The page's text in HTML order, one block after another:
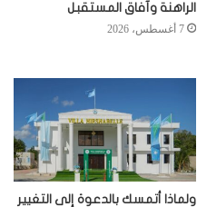
الراهنة وآفاق المستقبل
7 أغسطس، 2026
ولماذا أتمسك بالدعوة إلى التغيير